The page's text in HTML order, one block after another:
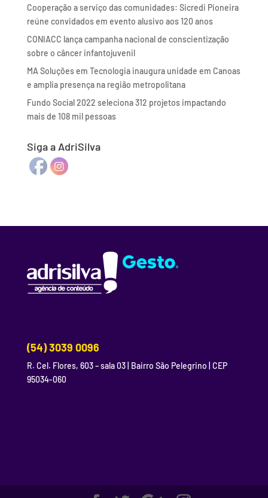
Cooperação a serviço das comunidades: Sicredi Pioneira
reúne convidados em evento alusivo aos 120 anos
CONIACC lança campanha nacional de conscientização
sobre o câncer infantojuvenil
MA Soluções em Tecnologia inaugura unidade em Canoas
e amplia presença na região metropolitana
Fundo Social 2022 seleciona 312 projetos impactando
mais de 108 mil pessoas
Siga a AdriSilva
(54) 3039 0096
R. Cel. Flores, 603 – sala 03 | Bairro São Pelegrino | CEP
95034-060